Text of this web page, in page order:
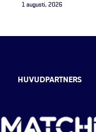
1 augusti, 2026
HUVUDPARTNERS